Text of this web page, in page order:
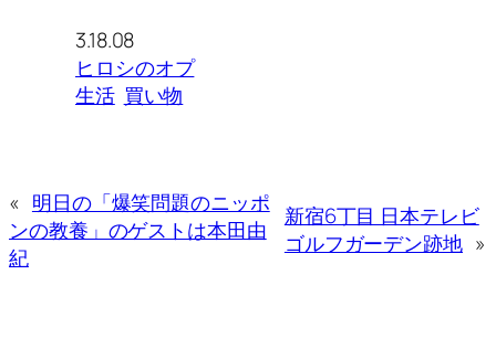
3.18.08
ヒロシのオプ
生活 買い物
« 明日の「爆笑問題のニッポ
ンの教養」のゲストは本田由
紀
新宿6丁目 日本テレビ
ゴルフガーデン跡地 »